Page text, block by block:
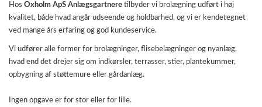
Hos Oxholm ApS Anlægsgartnere tilbyder vi brolægning udført i høj
kvalitet, både hvad angår udseende og holdbarhed, og vi er kendetegnet
ved mange års erfaring og god kundeservice.
Vi udfører alle former for brolægninger, flisebelægninger og nyanlæg,
hvad end det drejer sig om indkørsler, terrasser, stier, plantekummer,
opbygning af støttemure eller gårdanlæg.
Ingen opgave er for stor eller for lille.